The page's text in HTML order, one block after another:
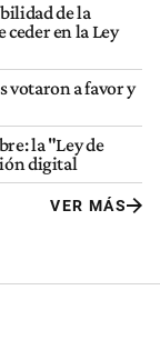
de la
en la Ley
votaron a favor y
la "Ley de
digital
VER MÁS